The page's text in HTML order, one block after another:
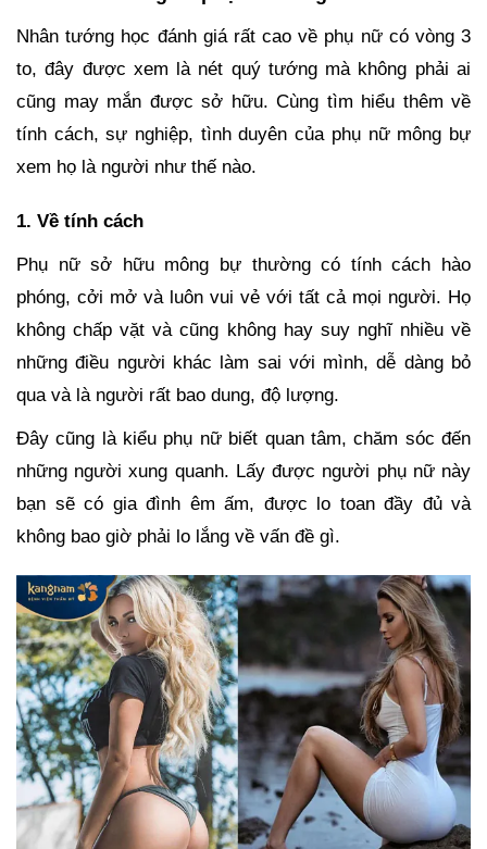
Nhân tướng học đánh giá rất cao về phụ nữ có vòng 3
to, đây được xem là nét quý tướng mà không phải ai
cũng may mắn được sở hữu. Cùng tìm hiểu thêm về
tính cách, sự nghiệp, tình duyên của phụ nữ mông bự
xem họ là người như thế nào.
1. Về tính cách
Phụ nữ sở hữu mông bự thường có tính cách hào
phóng, cởi mở và luôn vui vẻ với tất cả mọi người. Họ
không chấp vặt và cũng không hay suy nghĩ nhiều về
những điều người khác làm sai với mình, dễ dàng bỏ
qua và là người rất bao dung, độ lượng.
Đây cũng là kiểu phụ nữ biết quan tâm, chăm sóc đến
những người xung quanh. Lấy được người phụ nữ này
bạn sẽ có gia đình êm ấm, được lo toan đầy đủ và
không bao giờ phải lo lắng về vấn đề gì.